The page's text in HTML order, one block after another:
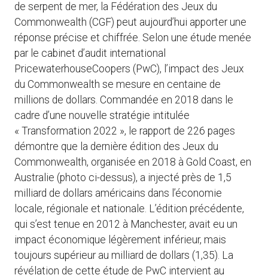
de serpent de mer, la Fédération des Jeux du
Commonwealth (CGF) peut aujourd’hui apporter une
réponse précise et chiffrée. Selon une étude menée
par le cabinet d’audit international
PricewaterhouseCoopers (PwC), l’impact des Jeux
du Commonwealth se mesure en centaine de
millions de dollars. Commandée en 2018 dans le
cadre d’une nouvelle stratégie intitulée
« Transformation 2022 », le rapport de 226 pages
démontre que la dernière édition des Jeux du
Commonwealth, organisée en 2018 à Gold Coast, en
Australie (photo ci-dessus), a injecté près de 1,5
milliard de dollars américains dans l’économie
locale, régionale et nationale. L’édition précédente,
qui s’est tenue en 2012 à Manchester, avait eu un
impact économique légèrement inférieur, mais
toujours supérieur au milliard de dollars (1,35). La
révélation de cette étude de PwC intervient au